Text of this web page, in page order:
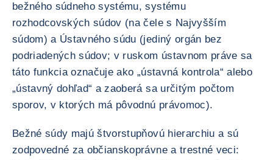
bežného súdneho systému, systému
rozhodcovských súdov (na čele s Najvyšším
súdom) a Ústavného súdu (jediný orgán bez
podriadených súdov; v ruskom ústavnom práve sa
táto funkcia označuje ako „ústavná kontrola“ alebo
„ústavný dohľad“ a zaoberá sa určitým počtom
sporov, v ktorých má pôvodnú právomoc).
Bežné súdy majú štvorstupňovú hierarchiu a sú
zodpovedné za občianskoprávne a trestné veci: